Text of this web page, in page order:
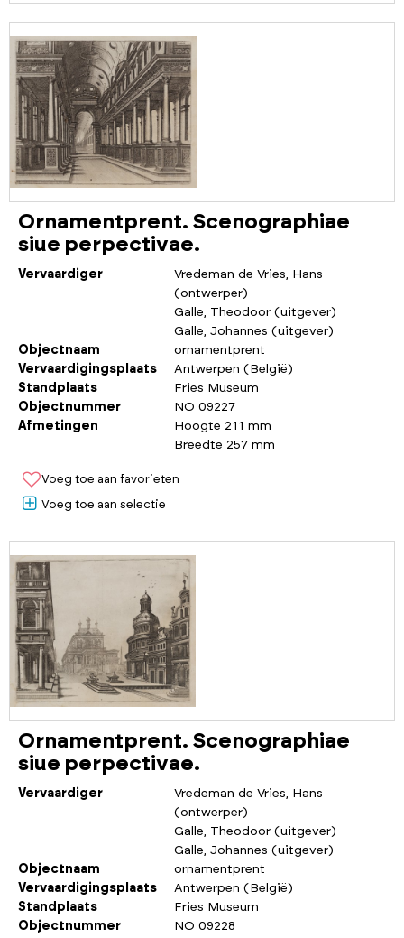
Ornamentprent. Scenographiae
siue perpectivae.
Vervaardiger
Vredeman de Vries, Hans
(ontwerper)
Galle, Theodoor (uitgever)
Galle, Johannes (uitgever)
Objectnaam
ornamentprent
Vervaardigingsplaats
Antwerpen (België)
Standplaats
Fries Museum
Objectnummer
NO 09227
Afmetingen
Hoogte 211 mm
Breedte 257 mm
Voeg toe aan favorieten
Voeg toe aan selectie
Ornamentprent. Scenographiae
siue perpectivae.
Vervaardiger
Vredeman de Vries, Hans
(ontwerper)
Galle, Theodoor (uitgever)
Galle, Johannes (uitgever)
Objectnaam
ornamentprent
Vervaardigingsplaats
Antwerpen (België)
Standplaats
Fries Museum
Objectnummer
NO 09228